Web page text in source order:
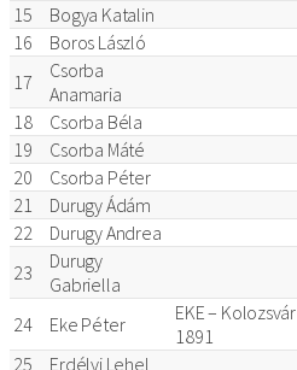
15
Bogya Katalin
16
Boros László
17
Csorba
Anamaria
18
Csorba Béla
19
Csorba Máté
20
Csorba Péter
21
Durugy Ádám
22
Durugy Andrea
23
Durugy
Gabriella
24 Eke Péter
EKE – Kolozsvár
1891
25
Erdélyi Lehel